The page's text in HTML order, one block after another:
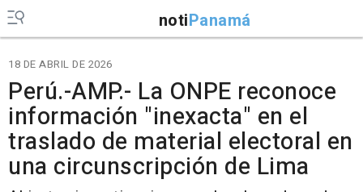
notiPanamá
18 DE ABRIL DE 2026
Perú.-AMP.- La ONPE reconoce
información "inexacta" en el
traslado de material electoral en
una circunscripción de Lima